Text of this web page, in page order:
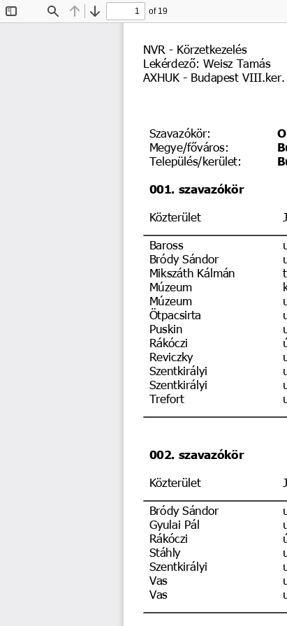
Find Previous
Next
of 19
NVR - Körzetkezelés
Lekérdező: Weisz Tamás
AXHUK - Budapest VIII.ker.
Szavazókör:
Megye/főváros:
Település/kerület:
001. szavazókör
Közterület
Baross
Bródy Sándor
Mikszáth Kálmán
Múzeum
Múzeum
Ötpacsirta
Puskin
Rákóczi
Reviczky
Szentkirályi
Szentkirályi
Trefort
002. szavazókör
Közterület
Bródy Sándor
Gyulai Pál
Rákóczi
Stáhly
Szentkirályi
Vas
Vas